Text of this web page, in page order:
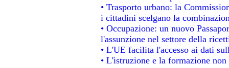
• Trasporto urbano: la
i cittadini scelgano la
• Occupazione: un nuovo
l'assunzione nel settore della
• L'UE facilita l'accesso ai dati
• L'istruzione e la formazione